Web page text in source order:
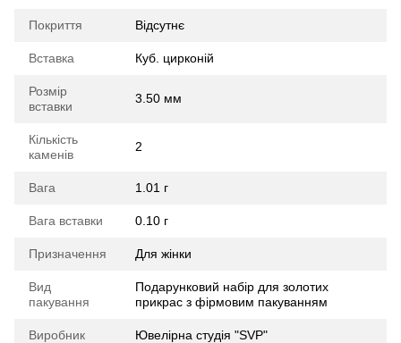
Покриття Відсутнє
Вставка Куб. цирконій
Розмір
вставки
3.50 мм
Кількість
каменів
2
Вага 1.01 г
Вага вставки 0.10 г
Призначення Для жінки
Вид
пакування
Подарунковий набір для золотих
прикрас з фірмовим пакуванням
Виробник Ювелірна студія "SVP"